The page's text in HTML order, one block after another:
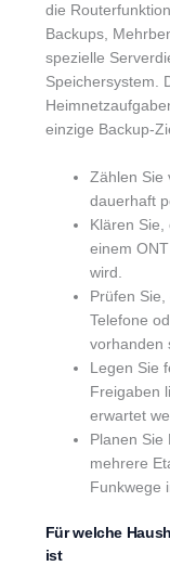
die
Backups,
spezielle
Speichersystem.
einzige Backup-
Zählen Sie
dauerhaft
Klären
einem
wird.
Prüfen
Telefone
vorhanden
Legen Sie
Freigaben
erwartet
Planen Sie
mehrere
Funkwege
Für welche
ist